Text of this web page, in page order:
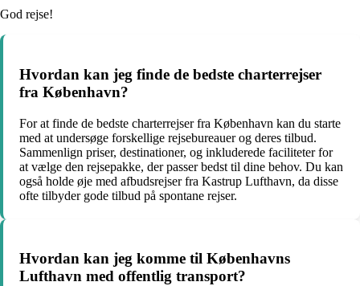
God rejse!
Hvordan kan jeg finde de bedste charterrejser
fra København?
For at finde de bedste charterrejser fra København kan du starte
med at undersøge forskellige rejsebureauer og deres tilbud.
Sammenlign priser, destinationer, og inkluderede faciliteter for
at vælge den rejsepakke, der passer bedst til dine behov. Du kan
også holde øje med afbudsrejser fra Kastrup Lufthavn, da disse
ofte tilbyder gode tilbud på spontane rejser.
Hvordan kan jeg komme til Københavns
Lufthavn med offentlig transport?